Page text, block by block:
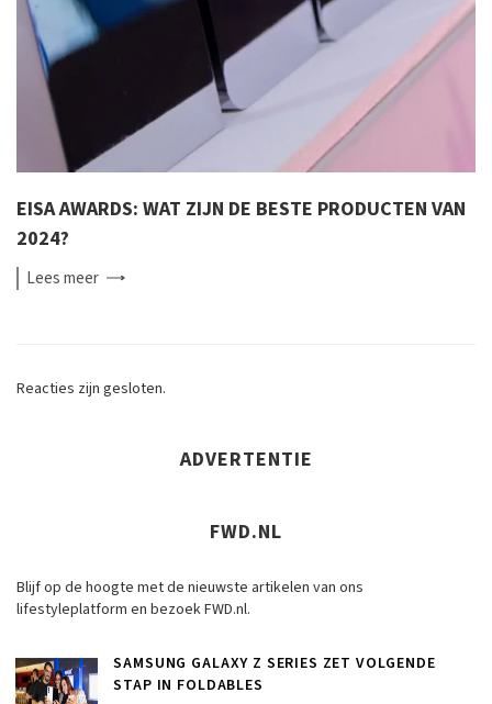
EISA AWARDS: WAT ZIJN DE BESTE PRODUCTEN VAN
2024?
Leesmeer
Reacties zijn gesloten.
ADVERTENTIE
FWD.NL
Blijf op de hoogte met de nieuwste artikelen van ons
lifestyleplatform en bezoek FWD.nl.
SAMSUNG GALAXY Z SERIES ZET VOLGENDE
STAP IN FOLDABLES